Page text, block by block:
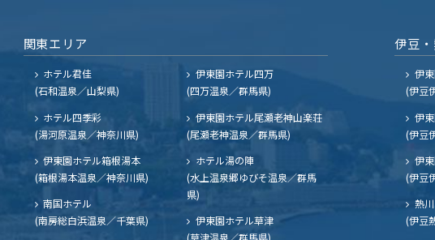
関東エリア
ホテル君佳
(石和温泉／山梨県)
ホテル四季彩
(湯河原温泉／神奈川県)
伊東園ホテル箱根湯本
(箱根湯本温泉／神奈川県)
南国ホテル
(南房総白浜温泉／千葉県)
伊東園ホテル四万
(四万温泉／群馬県)
伊東園ホテル尾瀬老神山楽荘
(尾瀬老神温泉／群馬県)
ホテル湯の陣
(水上温泉郷ゆびそ温泉／群馬
県)
伊東園ホテル草津
(草津温泉／群馬県)
伊豆
伊
(伊豆
伊
(伊豆
伊
(伊豆
熱
(伊豆